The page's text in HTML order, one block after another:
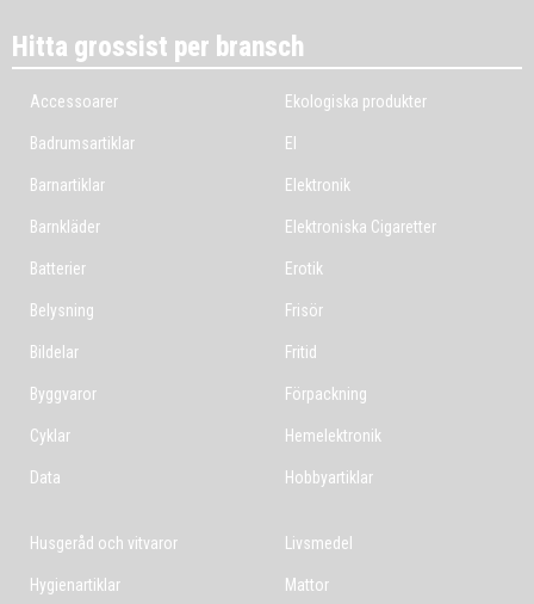
Hitta grossist per bransch
Accessoarer
Badrumsartiklar
Barnartiklar
Barnkläder
Batterier
Belysning
Bildelar
Byggvaror
Cyklar
Data
Ekologiska produkter
El
Elektronik
Elektroniska Cigaretter
Erotik
Frisör
Fritid
Förpackning
Hemelektronik
Hobbyartiklar
Husgeråd och vitvaror
Hygienartiklar
Livsmedel
Mattor